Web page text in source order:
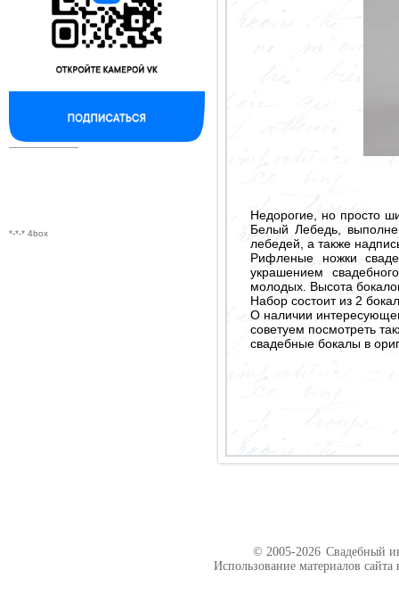
--------------------------
*-*-* 4box
Недорогие, но просто
Белый Лебедь,
лебедей, а также
Рифленые ножки
украшением
молодых. Высота
Набор состоит из 2
О наличии
советуем посмотреть
свадебные бокалы в
© 2005-2026 Свадебный
Использование материалов